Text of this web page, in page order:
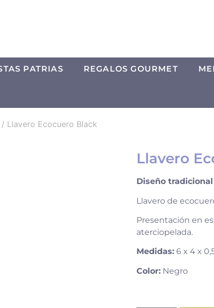
PATRIAS REGALOS GOURMET
/ Llavero Ecocuero Black
Llavero
Diseño tradicional
Llavero de
Presentación en
aterciopelada.
Medidas: 6 x 4 x
Color: Negro